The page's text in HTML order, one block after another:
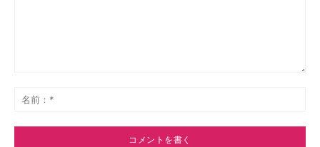
ト：
*